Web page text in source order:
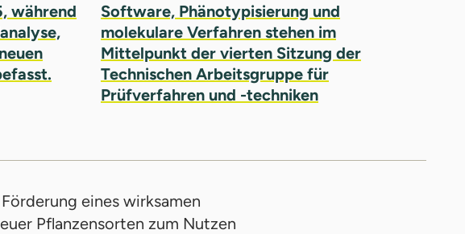
während
Software, Phänotypisierung und
molekulare Verfahren stehen im
Mittelpunkt der vierten Sitzung der
Technischen Arbeitsgruppe für
Prüfverfahren und -techniken
eines wirksamen
Pflanzensorten zum Nutzen